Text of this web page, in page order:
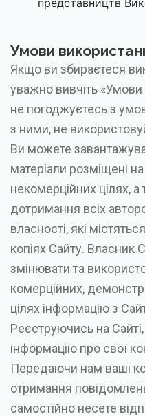
представництв
Умови
Якщо ви збираєтеся
уважно вивчіть
не погоджуєтесь з
з ними, не
Ви можете
матеріали розміщені
некомерційних цілях,
дотримання всіх
власності, які
копіях Сайту. Власник
змінювати та
комерційних,
цілях інформацію з
Реєструючись на
інформацію про свої
Передаючи нам ваші
отримання
самостійно несете